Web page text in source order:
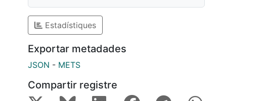
Estadístiques
Exportar metadades
JSON - METS
Compartir registre